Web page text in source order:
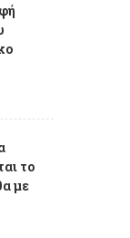
το
με